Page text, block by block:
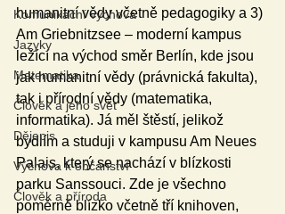
Komunikační výchova
Jazyky
Matematika
Člověk a jeho svět
Dějepis
Výchova k občanství
Člověk a příroda
humanitní vědy včetně pedagogiky a 3)
Am Griebnitzsee – moderní kampus
ležící na východ směr Berlín, kde jsou
jak humanitní vědy (právnická fakulta),
tak i přírodní vědy (matematika,
informatika). Já měl štěstí, jelikož
bydlím a studuji v kampusu Am Neues
Palais, který se nachází v blízkosti
parku Sanssouci. Zde je všechno
poměrně blízko včetně tří knihoven,